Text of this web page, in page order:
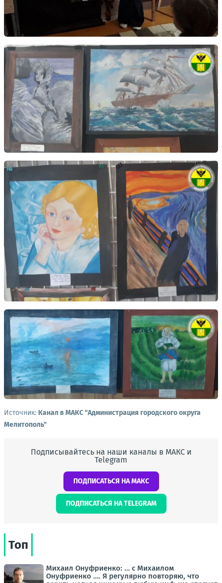
Источник: Канал в МАКС "Администрация городского округа
Мелитополь"
Подписывайтесь на наши каналы в МАКС и
Telegram
ПОДПИСАТЬСЯ НА МАКС
ПОДПИСАТЬСЯ НА TELEGRAM
Топ
Михаил Онуфриенко: … с Михаилом
Онуфриенко …. Я регулярно повторяю, что